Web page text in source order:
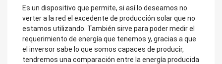
Es un dispositivo que permite, si así lo deseamos no
verter a la red el excedente de producción solar que no
estamos utilizando. También sirve para poder medir el
requerimiento de energía que tenemos y, gracias a que
el inversor sabe lo que somos capaces de producir,
tendremos una comparación entre la energía producida